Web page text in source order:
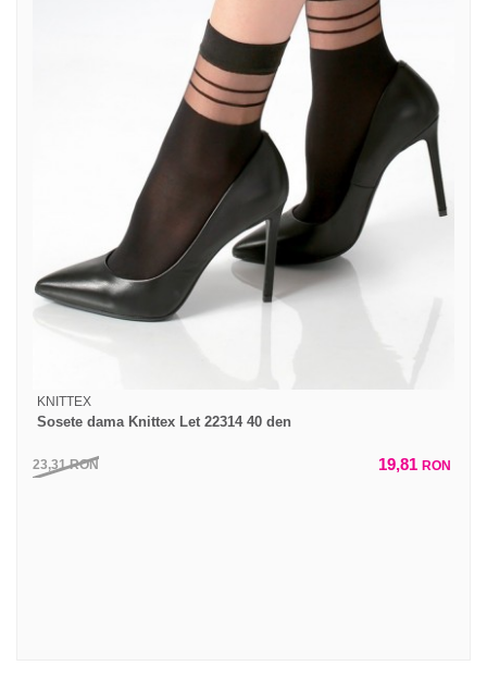
KNITTEX
Sosete dama Knittex Let 22314 40 den
23,31RON 19,81 RON